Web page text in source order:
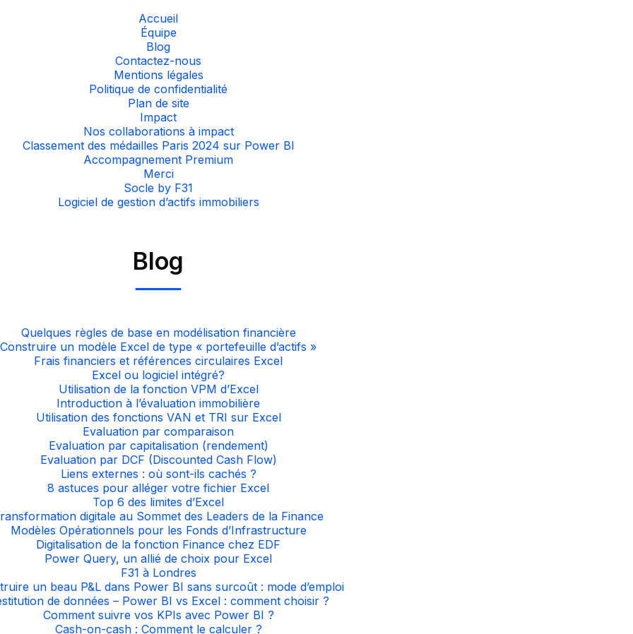
Accueil
Équipe
Blog
Contactez-nous
Mentions légales
Politique de confidentialité
Plan de site
Impact
Nos collaborations à impact
Classement des médailles Paris 2024 sur Power BI
Accompagnement Premium
Merci
Socle by F31
Logiciel de gestion d’actifs immobiliers
Blog
Quelques règles de base en modélisation financière
Construire un modèle Excel de type « portefeuille d’actifs »
Frais financiers et références circulaires Excel
Excel ou logiciel intégré?
Utilisation de la fonction VPM d’Excel
Introduction à l’évaluation immobilière
Utilisation des fonctions VAN et TRI sur Excel
Evaluation par comparaison
Evaluation par capitalisation (rendement)
Evaluation par DCF (Discounted Cash Flow)
Liens externes : où sont-ils cachés ?
8 astuces pour alléger votre fichier Excel
Top 6 des limites d’Excel
digitale au Sommet des Leaders de la Finance
Modèles Opérationnels pour les Fonds d’Infrastructure
Digitalisation de la fonction Finance chez EDF
Power Query, un allié de choix pour Excel
F31 à Londres
un beau P&L dans Power BI sans surcoût : mode d’emploi
de données – Power BI vs Excel : comment choisir ?
Comment suivre vos KPIs avec Power BI ?
Cash-on-cash : Comment le calculer ?